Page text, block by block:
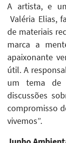
A artista, e
Valéria Elias,
de materiais
marca a
apaixonante
útil. A
um tema de
discussões
compromisso
vivemos”.